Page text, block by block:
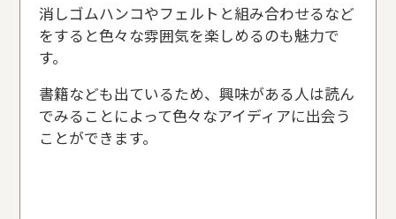
消しゴムハンコやフェルトと組み合わせるなど
をすると色々な雰囲気を楽しめるのも魅力で
す。
書籍なども出ているため、興味がある人は読ん
でみることによって色々なアイディアに出会う
ことができます。